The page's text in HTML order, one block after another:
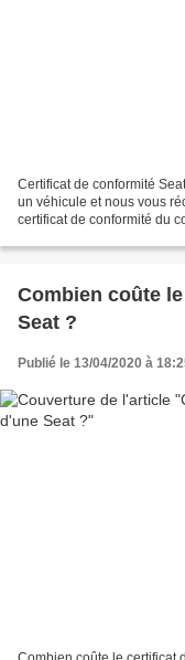
Certificat de conformité
un véhicule et nous vous
certificat de conformité du
Combien coûte
Seat ?
Publié le 13/04/2020 à